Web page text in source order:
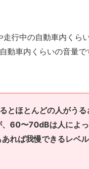
行中の自動車内くら
動車内くらいの音量で
とほとんどの人がうる
、60〜70dBは人によ
れば我慢できるレベ